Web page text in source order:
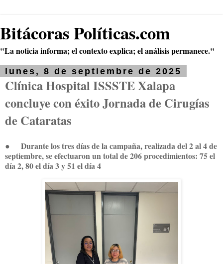
Bitácoras Políticas.com
"La noticia informa; el contexto explica; el análisis permanece."
lunes, 8 de septiembre de 2025
Clínica Hospital ISSSTE Xalapa
concluye con éxito Jornada de Cirugías
de Cataratas
●
Durante los tres días de la campaña, realizada del 2 al 4 de
septiembre, se efectuaron un total de 206 procedimientos: 75 el
día 2, 80 el día 3 y 51 el día 4